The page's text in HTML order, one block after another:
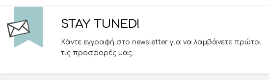
STAY TUNED!
Κάντε εγγραφή στο newsletter για να λαμβάνετε πρώτοι
τις προσφορές μας.